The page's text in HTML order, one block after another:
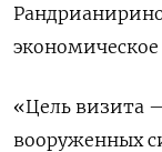
экономическое
«Цель визита
вооруженных